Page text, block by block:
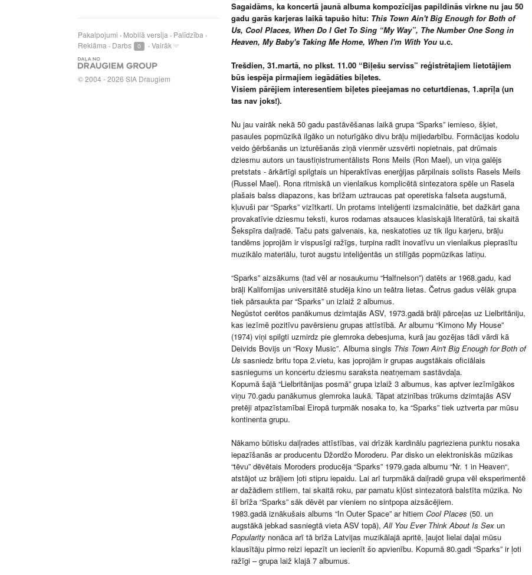
Pakalpojumi Mobilā versija
Palīdzība
Reklāma
Darbs 0 Vairāk
©2004 - 2026 SIA Draugiem
Sagaidāms, ka koncertā jaunā albuma kompozīcijas papildinās virkne nu jau 50
gadu garās karjeras laikā tapušo hitu: This Town Ain't Big Enough for Both of
Us, Cool Places, When Do I Get To Sing “My Way”, The Number One Song in
Heaven, My Baby's Taking Me Home, When I'm With You u.c.
Trešdien, 31.martā, no plkst. 11.00 “Biļešu serviss” reģistrētajiem lietotājiem
būs iespēja pirmajiem iegādāties biļetes.
Visiem pārējiem interesentiem biļetes pieejamas no ceturtdienas, 1.aprīļa (un
tas nav joks!).
Nu jau vairāk nekā 50 gadu pastāvēšanas laikā grupa “Sparks” iemieso, šķiet,
pasaules popmūzikā ilgāko un noturīgāko divu brāļu mijiedarbību. Formācijas kodolu
veido ģērbšanās un izturēšanās ziņā vienmēr uzsvērti nopietnais, pat drūmais
dziesmu autors un taustiņistrumentālists Rons Meils (Ron Mael), un viņa galējs
pretstats - ārkārtīgi spilgtais un hiperaktīvas enerģijas pārpilnais solists Rasels Meils
(Russel Mael). Rona ritmiskā un vienlaikus komplicētā sintezatora spēle un Rasela
plašais balss diapazons, kas brīžam uztraucas pat operetiska falseta augstumā,
kļuvuši par “Sparks” vizītkarti. Un protams inteliģenti izsmalcinātie, bet dažkārt gana
provakatīvie dziesmu teksti, kuros rodamas atsauces klasiskajā literatūrā, tai skaitā
Šekspīra daiļradē. Taču pats galvenais, ka, neskatoties uz tik ilgu karjeru, brāļu
tandēms joprojām ir vispusīgi ražīgs, turpina radīt inovatīvu un vienlaikus pieprasītu
muzikālo materiālu, turot augstu inteliģentās un stilīgās popmūzikas latiņu.
“Sparks” aizsākums (tad vēl ar nosaukumu “Halfnelson”) datēts ar 1968.gadu, kad
brāļi Kalifornijas universitātē studēja kino un teātra lietas. Četrus gadus vēlāk grupa
tiek pārsaukta par “Sparks” un izlaiž 2 albumus.
Negūstot cerētos panākumus dzimtajās ASV, 1973.gadā brāļi pārceļas uz Lielbritāniju,
kas iezīmē pozitīvu pavērsienu grupas attīstībā. Ar albumu “Kimono My House”
(1974) viņi spilgti uzmirdz pie glemroka debesjuma, kurā jau gozējas tādi vārdi kā
Deivids Bovijs un “Roxy Music”. Albuma singls This Town Ain't Big Enough for Both of
Us sasniedz britu topa 2.vietu, kas joprojām ir grupas augstākais oficiālais
sasniegums un koncertu dziesmu saraksta neatņemam sastāvdaļa.
Kopumā šajā “Lielbritānijas posmā” grupa izlaiž 3 albumus, kas aptver iezīmīgākos
viņu 70.gadu panākumus glemroka laukā. Tāpat atzinības trūkums dzimtajās ASV
pretēji atpazīstamībai Eiropā turpmāk nosaka to, ka “Sparks” tiek uztverta par mūsu
kontinenta grupu.
Nākamo būtisku daiļrades attīstības, vai drīzāk kardinālu pagrieziena punktu nosaka
iepazīšanās ar producentu Džordžo Moroderu. Par disko un elektroniskās mūzikas
“tēvu” dēvētais Moroders producēja “Sparks” 1979.gada albumu “Nr. 1 in Heaven“,
atstājot uz brāļiem ļoti stipru iepaidu. Lai arī turpmākā daiļradē grupa vēl eksperimentē
ar dažādiem stiliem, tai skaitā roku, par pamatu kļūst sintezatorā balstīta mūzika. No
šī brīža “Sparks” sāk dēvēt par vieniem no sintpopa aizsācējiem.
1983.gadā iznākušais albums “In Outer Space” ar hitiem Cool Places (50. un
augstākā jebkad sasniegtā vieta ASV topā),All You Ever Think About Is Sex un
Popularity nonāca arī tā brīža Latvijas muzikālajā apritē, ļaujot lielai daļai mūsu
klausītāju pirmo reizi iepazīt un iecienīt šo apvienību. Kopumā 80.gadi “Sparks” ir ļoti
ražīgi – grupa laiž klajā 7 albumus.